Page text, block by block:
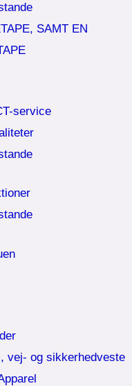
SAMT EN
service
vej- og sikkerhedveste